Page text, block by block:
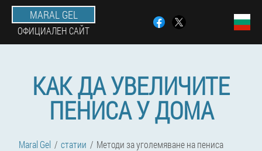
MARAL GEL
ОФИЦИАЛЕН САЙТ
КАК ДА УВЕЛИЧИТЕ
ПЕНИСА У ДОМА
Maral Gel статии Методи за уголемяване на пениса